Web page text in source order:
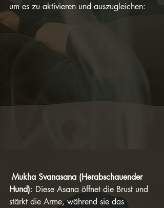
um es zu aktivieren und auszugleichen:
Hund): Diese Asana öffnet die Brust und
stärkt die Arme, während sie das